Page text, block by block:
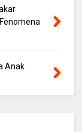
Anak